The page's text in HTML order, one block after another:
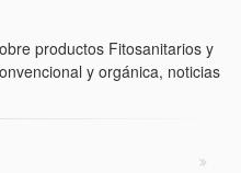
productos Fitosanitarios y
y orgánica, noticias